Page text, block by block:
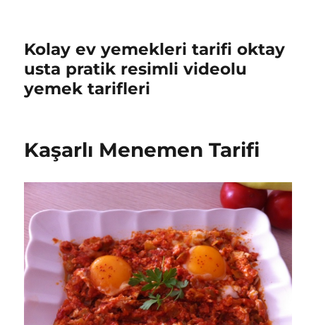
Kolay ev yemekleri tarifi oktay
usta pratik resimli videolu
yemek tarifleri
Kaşarlı Menemen Tarifi